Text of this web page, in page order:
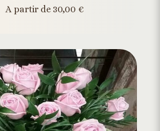
A partir de 30,00 €